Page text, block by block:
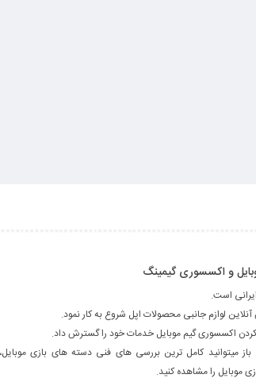
و اکسسوری گیمینگ
است.
کردن اکسسوری گیم موبایل خدمات خود را گسترش داد.
باز میتوانید کامل ترین بررسی های فنی دسته های بازی
موبایل را مشاهده کنید.